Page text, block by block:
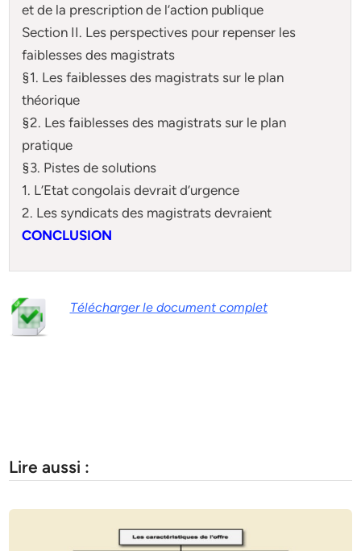
et de la prescription de l’action publique
Section II. Les perspectives pour repenser les
faiblesses des magistrats
§1. Les faiblesses des magistrats sur le plan
théorique
§2. Les faiblesses des magistrats sur le plan
pratique
§3. Pistes de solutions
1. L’Etat congolais devrait d’urgence
2. Les syndicats des magistrats devraient
CONCLUSION
Télécharger le document complet
Lire aussi :